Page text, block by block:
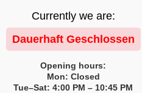
Currently we are:
Dauerhaft Geschlossen
Opening hours:
Mon: Closed
Tue–Sat: 4:00 PM – 10:45 PM